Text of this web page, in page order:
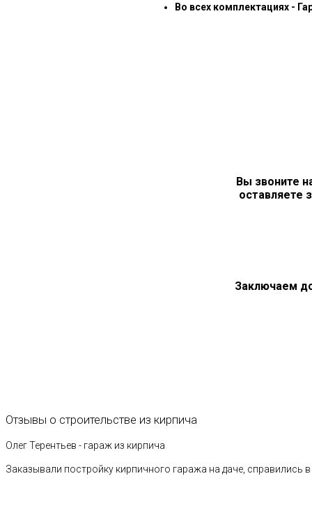
Во всех комплектациях -
Вы звоните
оставляете
Заключаем
Отзывы о строительстве из кирпича
Олег Терентьев - гараж из кирпича
Заказывали постройку кирпичного гаража на даче, справились